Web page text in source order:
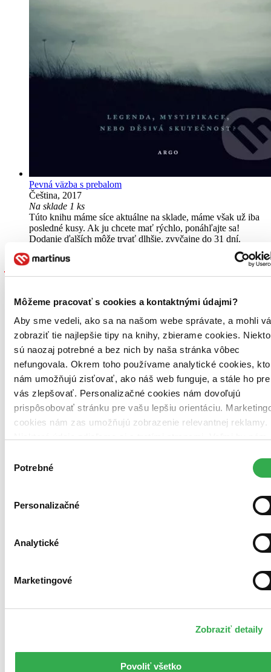
Môžeme pracovať s cookies a kontaktnými údajmi?
Aby sme vedeli, ako sa na našom webe správate, a mohli
zobraziť tie najlepšie tipy na knihy, zbierame cookies.
sú naozaj potrebné a bez nich by naša stránka vôbec
nefungovala. Okrem toho používame analytické cookies,
nám umožňujú zisťovať, ako náš web funguje, a stále ho pre
vás zlepšovať. Personalizačné cookies nám dovoľujú
prispôsobovať stránku pre vašu lepšiu orientáciu.
cookies nám zas umožňujú zobrazenie relevantnej reklamy.
Ďakujeme!
súhlasu
Potrebné
Personalizačné
Analytické
Marketingové
Zobraziť detaily
Povoliť všetko
Pevná väzba s prebalom
Čeština, 2017
Na sklade 1 ks
Túto knihu máme síce aktuálne na sklade, máme však už iba
posledné kusy. Ak ju chcete mať rýchlo, ponáhľajte sa!
Dodanie ďalších môže trvať dlhšie, zvyčajne do 31 dní.
16,70 €
Ďalšie knižné vydania
Naši škriatkovia odporúčajú
Predchádzajúce Ďalšie
nemáme ju na sklade my ani vydavateľ :( Teoreticky však môžete
mať šťastie v niektorých iných obchodoch, ktoré ešte nepredali